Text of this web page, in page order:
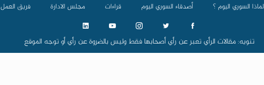
لماذا السوري اليوم ؟ أصدقاء السوري اليوم قراءات مجلس الادارة فريق العمل
تنويه: مقالات الرأي تعبر عن رأي أصحابها فقط وليس بالضروة عن رأي أو توجه الموقع